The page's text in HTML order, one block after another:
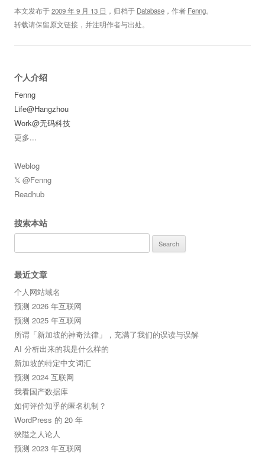
本文发布于2009 年 9 月 13 日 ，归档于 Database ，作者 Fenng。
转载请保留原文链接，并注明作者与出处。
个人介绍
Fenng
Life@Hangzhou
Work@无码科技
更多...
Weblog
𝕏 @Fenng
Readhub
搜索本站
for:
最近文章
个人网站域名
预测 2026 年互联网
预测 2025 年互联网
所谓「新加坡的神奇法律」，充满了我们的误读与误解
AI 分析出来的我是什么样的
新加坡的特定中文词汇
预测 2024 互联网
我看国产数据库
如何评价知乎的匿名机制？
WordPress 的 20 年
狹隘之人论人
预测 2023 年互联网